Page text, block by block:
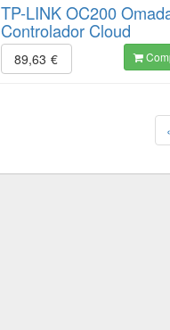
TP-LINK OC200
Controlador Cloud
89,63 €